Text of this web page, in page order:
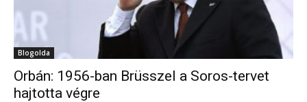
Blogolda
Orbán: 1956-ban Brüsszel a Soros-tervet
hajtotta végre